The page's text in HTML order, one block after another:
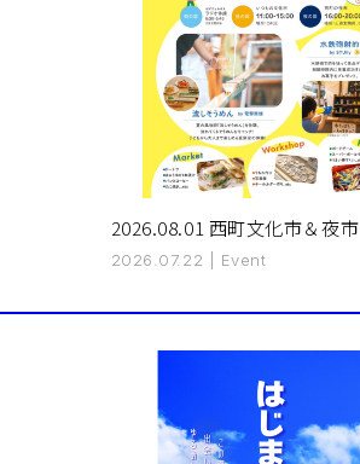
2026.08.01 西町文化市＆夜市
2026.07.22 Event